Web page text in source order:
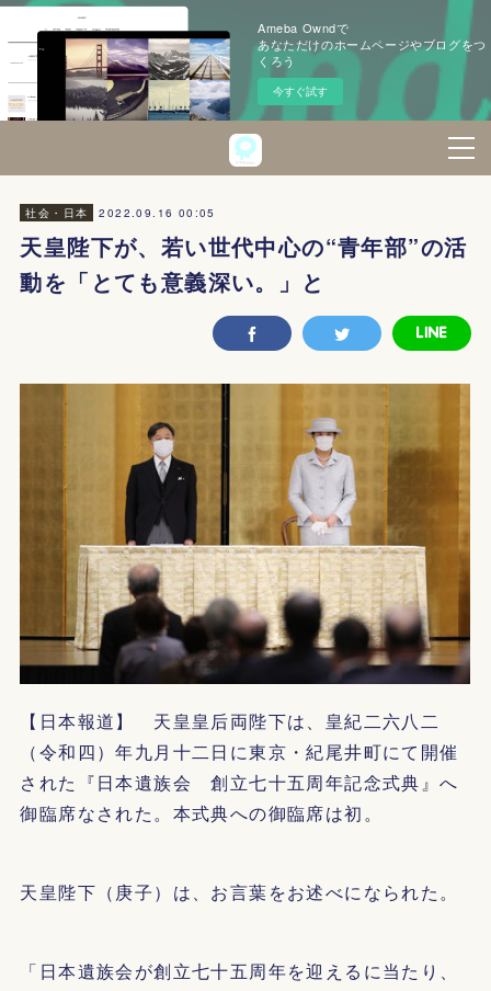
Ameba Owndで
あなただけのホームページやブログをつ
くろう
今すぐ試す
社会・日本 2022.09.16 00:05
天皇陛下が、若い世代中心の“青年部”の活
動を「とても意義深い。」と
【日本報道】 天皇皇后両陛下は、皇紀二六八二
（令和四）年九月十二日に東京・紀尾井町にて開催
された『日本遺族会 創立七十五周年記念式典』へ
御臨席なされた。本式典への御臨席は初。
天皇陛下（庚子）は、お言葉をお述べになられた。
「日本遺族会が創立七十五周年を迎えるに当たり、